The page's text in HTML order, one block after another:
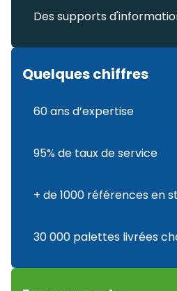
Des supports
Quelques chiffres
60 ans d’expertise
95% de taux de service
+ de 1000 références en
30 000 palettes livrées